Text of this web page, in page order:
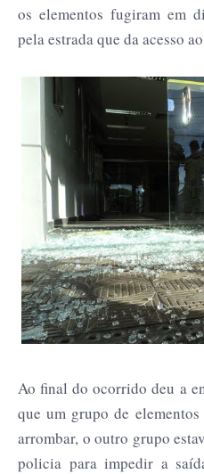
os elementos fugiram em
pela estrada que da acesso
Ao final do ocorrido deu a
que um grupo de
arrombar, o outro grupo
policia para impedir a